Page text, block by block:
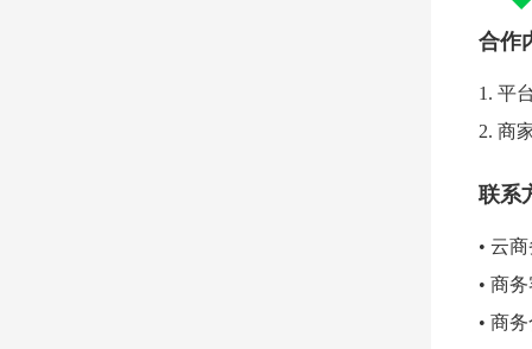
合作
1. 平
2. 商
联系
• 云
• 商
• 商